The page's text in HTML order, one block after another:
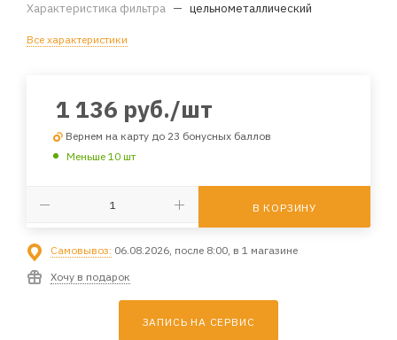
Характеристика фильтра — цельнометаллический
Все характеристики
1 136 руб./шт
Вернем на карту до 23 бонусных баллов
Меньше 10 шт
В КОРЗИНУ
Самовывоз: 06.08.2026, после 8:00, в 1 магазине
Хочу в подарок
ЗАПИСЬ НА СЕРВИС